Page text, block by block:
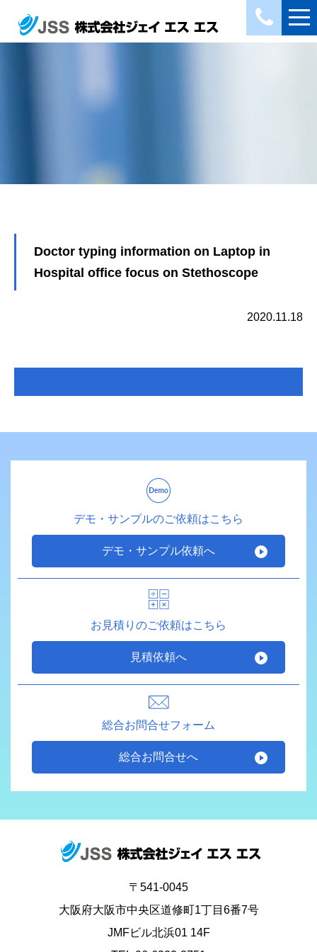
Doctor typing information on Laptop in
Hospital office focus on Stethoscope
2020.11.18
デモ・サンプルのご依頼はこちら
デモ・サンプル依頼へ
お見積りのご依頼はこちら
見積依頼へ
総合お問合せフォーム
総合お問合せへ
〒541-0045
大阪府大阪市中央区道修町1丁目6番7号
JMFビル北浜01 14F